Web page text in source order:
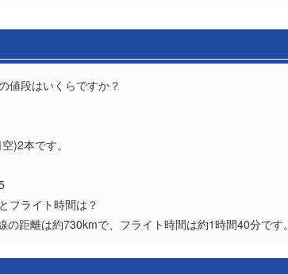
値段はいくらですか？
)2本です。
フライト時間は？
距離は約730kmで、フライト時間は約1時間40分です。